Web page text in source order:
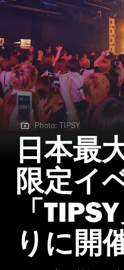
Photo: TIPSY
Photo: TIPSY
日本最
限定イ
「
りに開